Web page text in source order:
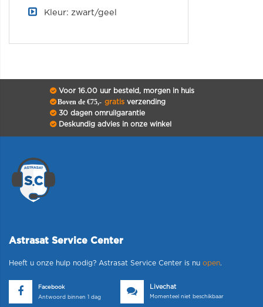
Kleur: zwart/geel
Voor 16.00 uur besteld, morgen in huis
Boven de €75,- gratisverzending
30 dagen omruilgarantie
Deskundig advies in onze winkel
Astrasat Service Center
Heeft u onze hulp nodig? Astrasat Service Center is nu open.
Facebook
Antwoord binnen 1 dag
Livechat
Momenteel niet beschikbaar